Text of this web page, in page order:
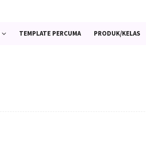
TEMPLATE PERCUMA PRODUK/KELAS